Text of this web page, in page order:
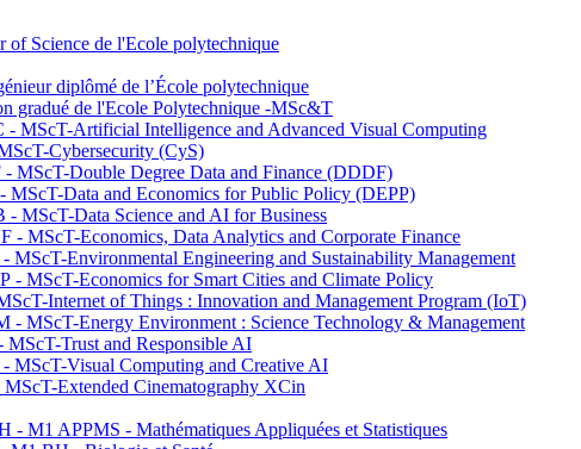
of Science de l'Ecole polytechnique
diplômé de l’École polytechnique
gradué de l'Ecole Polytechnique -MSc&T
MScT-Artificial Intelligence and Advanced Visual Computing
Cybersecurity (CyS)
MScT-Double Degree Data and Finance (DDDF)
MScT-Data and Economics for Public Policy (DEPP)
MScT-Data Science and AI for Business
- MScT-Economics, Data Analytics and Corporate Finance
MScT-Environmental Engineering and Sustainability Management
- MScT-Economics for Smart Cities and Climate Policy
Internet of Things : Innovation and Management Program (IoT)
- MScT-Energy Environment : Science Technology & Management
Trust and Responsible AI
MScT-Visual Computing and Creative AI
Extended Cinematography XCin
- M1 APPMS - Mathématiques Appliquées et Statistiques